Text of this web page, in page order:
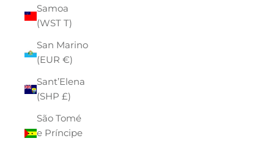
Samoa
(WST T)
San Marino
(EUR €)
Sant’Elena
(SHP £)
São Tomé
e Príncipe